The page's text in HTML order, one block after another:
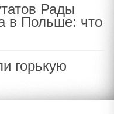
Рады
в Польше: что
горькую